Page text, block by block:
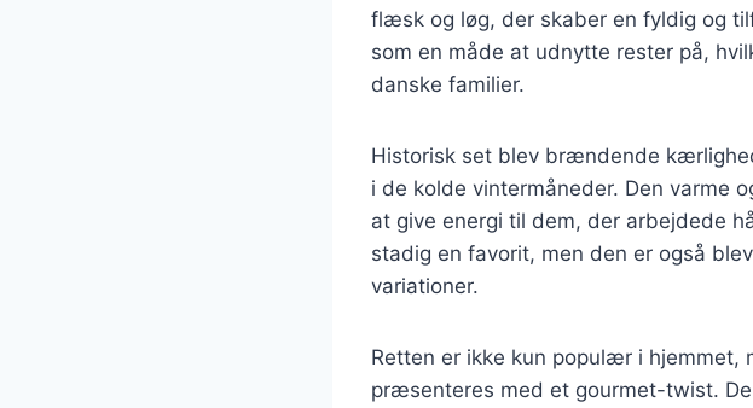
flæsk og løg, der skaber en fyldig og
som en måde at udnytte rester på,
danske familier.
Historisk set blev brændende
i de kolde vintermåneder. Den varme
at give energi til dem, der arbejdede
stadig en favorit, men den er også
variationer.
Retten er ikke kun populær i hjemmet,
præsenteres med et gourmet-twist.